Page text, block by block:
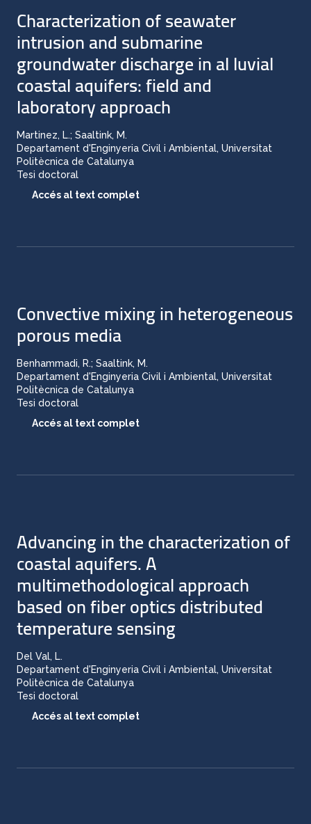
Characterization of seawater
intrusion and submarine
groundwater discharge in al luvial
coastal aquifers: field and
laboratory approach
Martinez, L.; Saaltink, M.
Departament d'Enginyeria Civil i Ambiental, Universitat
Politècnica de Catalunya
Tesi doctoral
Accés al text complet
Convective mixing in heterogeneous
porous media
Benhammadi, R.; Saaltink, M.
Departament d'Enginyeria Civil i Ambiental, Universitat
Politècnica de Catalunya
Tesi doctoral
Accés al text complet
Advancing in the characterization of
coastal aquifers. A
multimethodological approach
based on fiber optics distributed
temperature sensing
Del Val, L.
Departament d'Enginyeria Civil i Ambiental, Universitat
Politècnica de Catalunya
Tesi doctoral
Accés al text complet